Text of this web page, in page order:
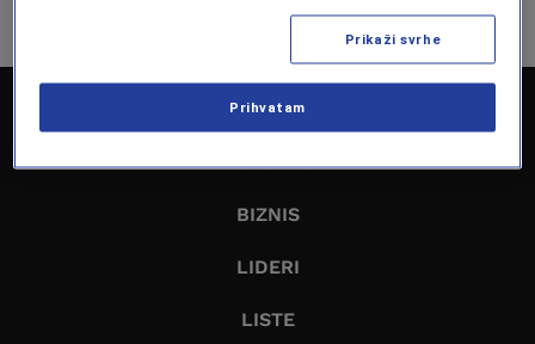
NASLOVNA
EKONOMIJA
BIZNIS
LIDERI
LISTE
Prikaži svrhe
Prihvatam